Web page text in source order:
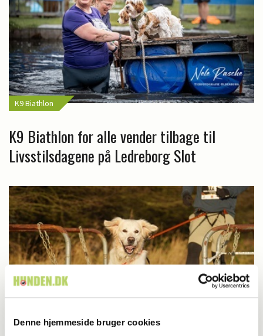
Denne hjemmeside bruger cookies
K9 Biathlon
K9 Biathlon for alle vender tilbage til
Livsstilsdagene på Ledreborg Slot